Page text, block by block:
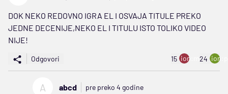
DOK NEKO REDOVNO IGRA EL I OSVAJA TITULE PREKO
JEDNE DECENIJE,NEKO EL I TITULU ISTO TOLIKO VIDEO
NIJE!
Odgovori 15 ion:minus
24
A abcd pre preko 4 godine